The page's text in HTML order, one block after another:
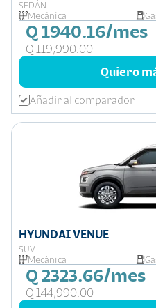
SEDÁN
Mecánica
Q 1940.16/mes
Q 119,990.00
Quiero
Añadir al comparador
HYUNDAI VENUE
SUV
Mecánica
Q 2323.66/mes
Q 144,990.00